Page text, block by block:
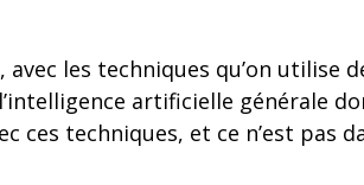
les techniques qu’on utilise
artificielle générale
ces techniques, et ce n’est pas